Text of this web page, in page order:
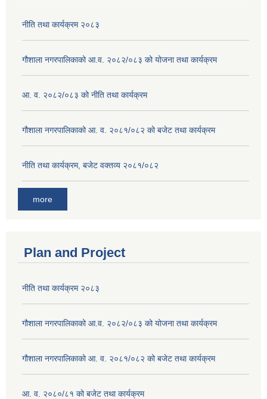
नीति तथा कार्यक्रम २०८३
गौशाला नगरपालिकाको आ.व. २०८२/०८३ को योजना तथा कार्यक्रम
आ. व. २०८२/०८३ को नीति तथा कार्यक्रम
गौशाला नगरपालिकाको आ. व. २०८१/०८२ को बजेट तथा कार्यक्रम
नीति तथा कार्यक्रम, बजेट वक्तव्य २०८१/०८२
more
Plan and Project
नीति तथा कार्यक्रम २०८३
गौशाला नगरपालिकाको आ.व. २०८२/०८३ को योजना तथा कार्यक्रम
गौशाला नगरपालिकाको आ. व. २०८१/०८२ को बजेट तथा कार्यक्रम
आ. व. २०८०/८१ को बजेट तथा कार्यक्रम